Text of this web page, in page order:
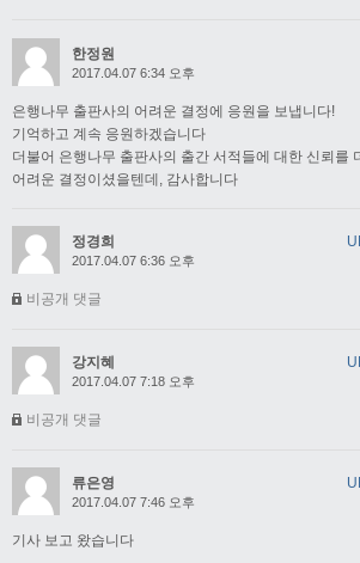
한정원
2017.04.07 6:34 오후
은행나무 출판사의 어려운 결정에 응원을 보냅니다!
기억하고 계속 응원하겠습니다
더불어 은행나무 출판사의 출간 서적들에 대한 신뢰를
어려운 결정이셨을텐데, 감사합니다
정경희
2017.04.07 6:36 오후
비공개 댓글
강지혜
2017.04.07 7:18 오후
비공개 댓글
류은영
2017.04.07 7:46 오후
기사 보고 왔습니다